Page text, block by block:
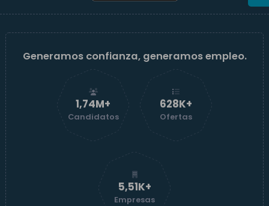
Generamos confianza, generamos empleo.
1,74M+
Candidatos
629K+
Ofertas
5,51K+
Empresas